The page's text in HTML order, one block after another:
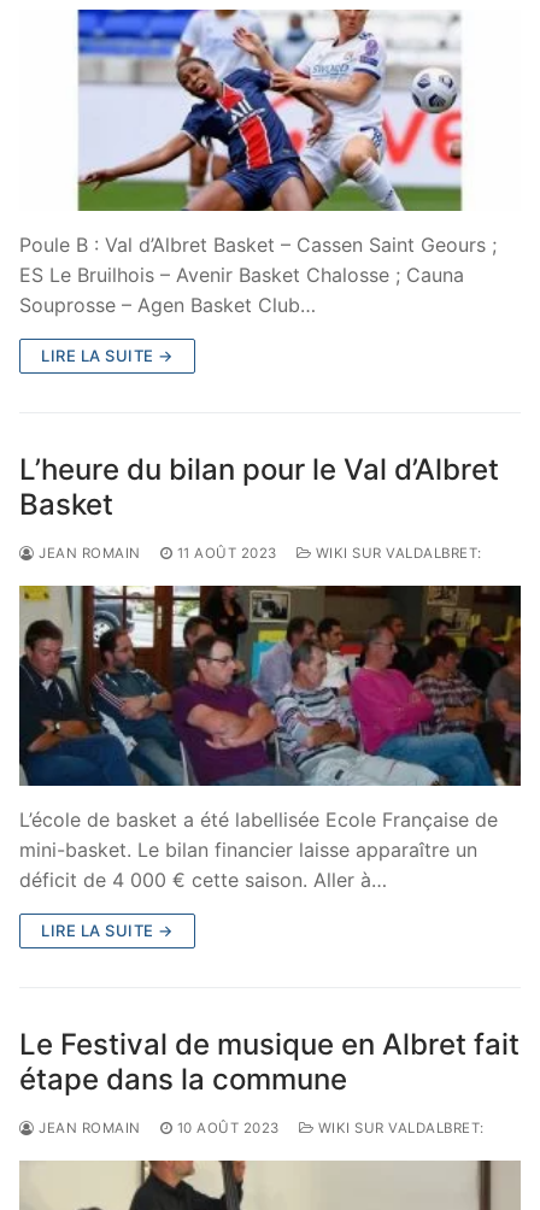
Poule B : Val d’Albret Basket – Cassen Saint Geours ;
ES Le Bruilhois – Avenir Basket Chalosse ; Cauna
Souprosse – Agen Basket Club…
LIRE LA SUITE →
L’heure du bilan pour le Val d’Albret
Basket
JEAN ROMAIN 11 AOÛT 2023 WIKI SUR VALDALBRET:
L’école de basket a été labellisée Ecole Française de
mini-basket. Le bilan financier laisse apparaître un
déficit de 4 000 € cette saison. Aller à…
LIRE LA SUITE →
Le Festival de musique en Albret fait
étape dans la commune
JEAN ROMAIN 10 AOÛT 2023 WIKI SUR VALDALBRET: